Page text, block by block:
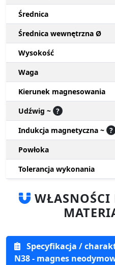
Średnica
Średnica wewnętrzna Ø
Wysokość
Waga
Kierunek magnesowania
Udźwig ~ ?
Indukcja magnetyczna ~ ?
Powłoka
Tolerancja wykonania
WŁASNOŚCI
Specyfikacja /
N38 - magnes